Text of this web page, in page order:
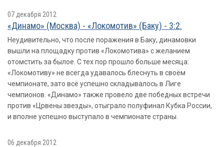
07 декабря 2012
«Динамо» (Москва) - «Локомотив» (Баку) - 3:2.
Неудивительно, что после поражения в Баку, динамовки
вышли на площадку против «Локомотива» с желанием
отомстить за былое. С тех пор прошло больше месяца:
«Локомотиву» не всегда удавалось блеснуть в своём
чемпионате, зато всё успешно складывалось в Лиге
чемпионов. «Динамо» также провело две победных встречи
против «Црвены звезды», отыграло полуфинал Кубка России,
и вполне успешно выступало в чемпионате страны.
06 декабря 2012